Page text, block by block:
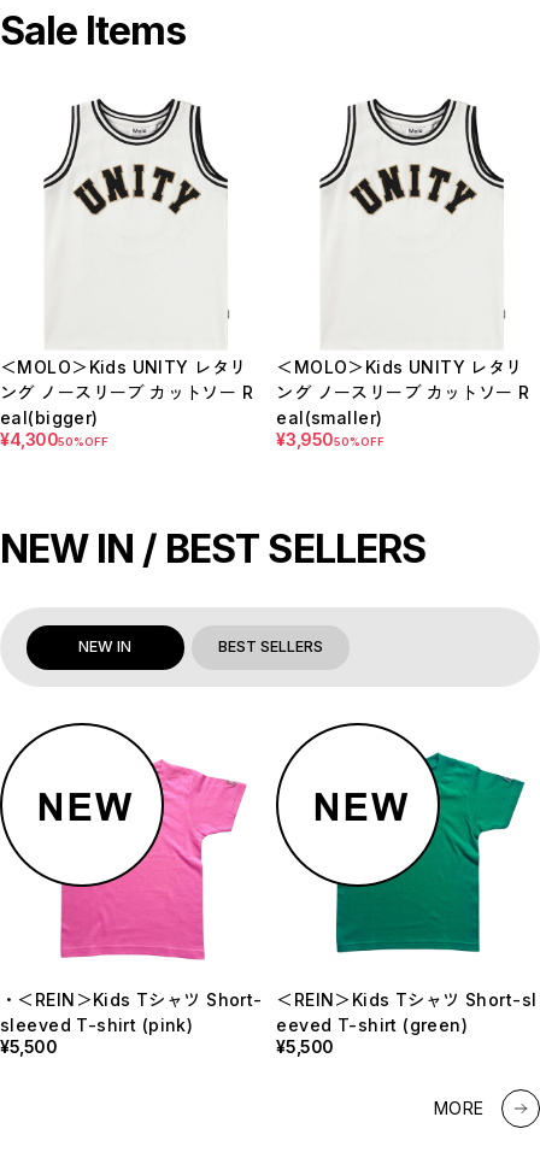
Sale Items
＜MOLO＞Kids UNITY レタリ
ング ノースリーブ カットソー R
eal(bigger)
¥4,30050%OFF
＜MOLO＞Kids UNITY レタリ
ング ノースリーブ カットソー R
eal(smaller)
¥3,95050%OFF
NEW IN / BEST SELLERS
NEW IN BEST SELLERS
・＜REIN＞Kids Tシャツ Short-
sleeved T-shirt (pink)
¥5,500
＜REIN＞Kids Tシャツ Short-sl
eeved T-shirt (green)
¥5,500
MORE
＜REIN＞ロケットペンダント Ro
cket Pendant (Oval or Heart)
¥23,100
＜REIN＞ロケットペンダント 細
ブロックチェーン Rocket Pend
ant with Box Chain(short or l